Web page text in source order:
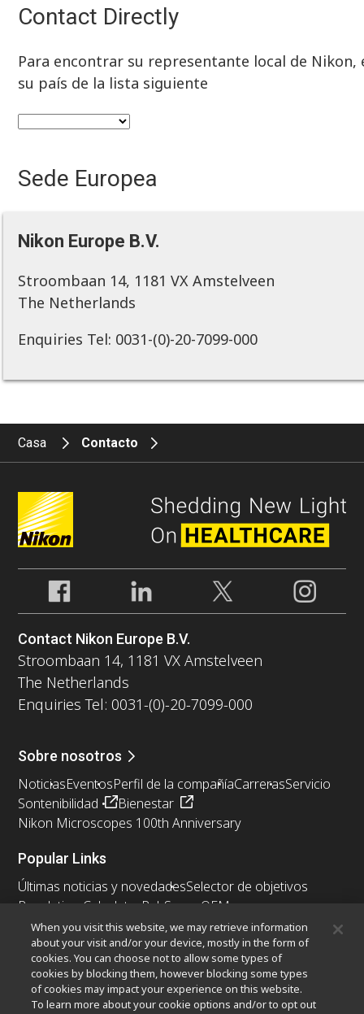
Contact Directly
Para encontrar su representante local de Nikon,
su país de la lista siguiente
Sede Europea
Nikon Europe B.V.
Stroombaan 14, 1181 VX Amstelveen
The Netherlands
Enquiries Tel: 0031-(0)-20-7099-000
Casa Contacto
Contact Nikon Europe B.V.
Stroombaan 14, 1181 VX Amstelveen
The Netherlands
Enquiries Tel: 0031-(0)-20-7099-000
Sobre nosotros
NoticiasEventosPerfil de la compañíaCarrerasServicio
Sontenibilidad
Bienestar
Nikon Microscopes 100th Anniversary
Popular Links
Últimas noticias y novedadesSelector de objetivos
Resolution Calculator PubScope OEM
Nikon Small World
MicroscopyU
Otros Productos Nikon
Productos de imagen
Microscopía industrial y metrología
When you visit this website, we may retrieve information
about your visit and/or your device, mostly in the form of
cookies. You can choose not to allow some types of
cookies by blocking them, however blocking some types
of cookies may impact your experience on this website.
To learn more about your cookie options and/or to opt out